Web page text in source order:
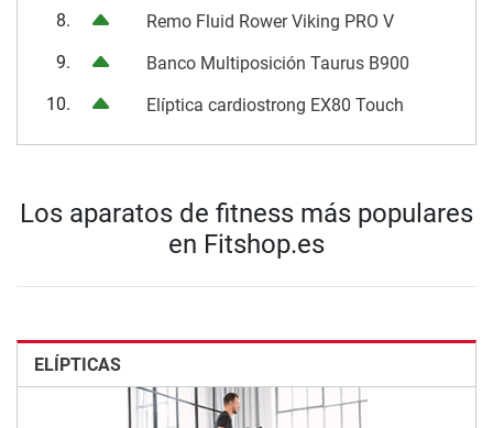
8.
Remo Fluid Rower Viking PRO V
9.
Banco Multiposición Taurus B900
10.
Elíptica cardiostrong EX80 Touch
Los aparatos de fitness más populares
en Fitshop.es
ELÍPTICAS